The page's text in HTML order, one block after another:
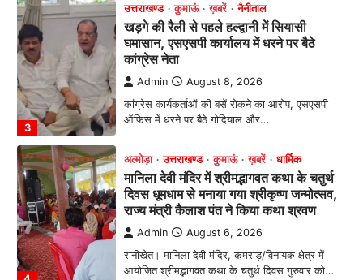
4
अल्मोड़ा उत्तराखण्ड कुमाऊं ख़बरें
मानिला देवी मंदिर में श्रीमद्भागवत कथा के चतुर्थ
दिवस धूमधाम से मनाया गया श्रीकृष्ण जन्मोत्सव,
राज्य मंत्री कैलाश पंत ने किया कथा श्रवण
Admin August 6, 2026
रानीखेत। मानिला देवी मंदिर, कमराड़/विनायक क्षेत्र में
आयोजित श्रीमद्भागवत कथा के चतुर्थ दिवस गुरुवार को…
अल्मोड़ा उत्तराखण्ड ख़बरें
इंटर-एपीएस सेंट्रल कमांड चेस क्लस्टर-2 में
याग्यिका कुंद्रा ने लहराया परचम, अंडर-14 वर्ग
में हासिल किया प्रथम स्थान
Admin August 8, 2026
रानीखेत। आर्मी पब्लिक स्कूल रानीखेत की प्रतिभाशाली
छात्रा याग्यिका कुंद्रा ने अपनी शानदार शतरंज प्रतिभा…